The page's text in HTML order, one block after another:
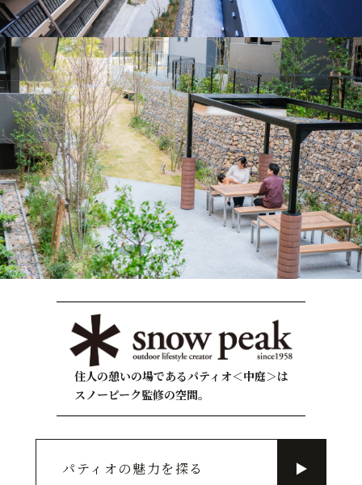
住人の憩いの場であるパティオ＜中庭＞は
スノーピーク監修の空間。
パティオの魅力を探る ▶